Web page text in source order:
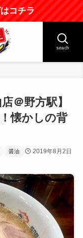
コチラ
seach
＠野方駅】
懐かしの背
醤油 2019年8月2日